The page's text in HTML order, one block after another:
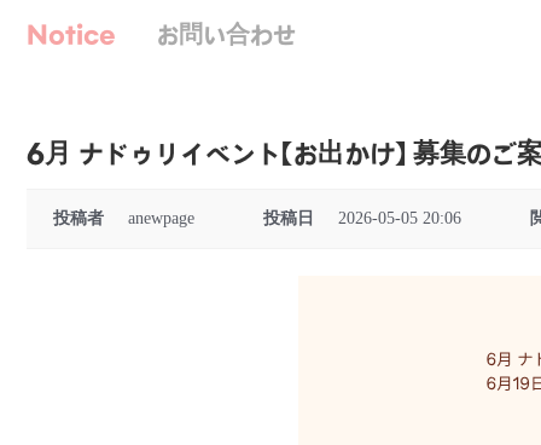
Notice お問い合わせ
6月 ナドゥリイベント【お出かけ】 募集のご
投稿者 anewpage 投稿日 2026-05-05 20:06